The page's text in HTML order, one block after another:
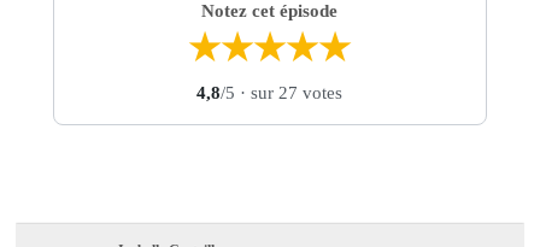
Notez cet épisode
★★★★★
4,8/5 · sur 27 votes